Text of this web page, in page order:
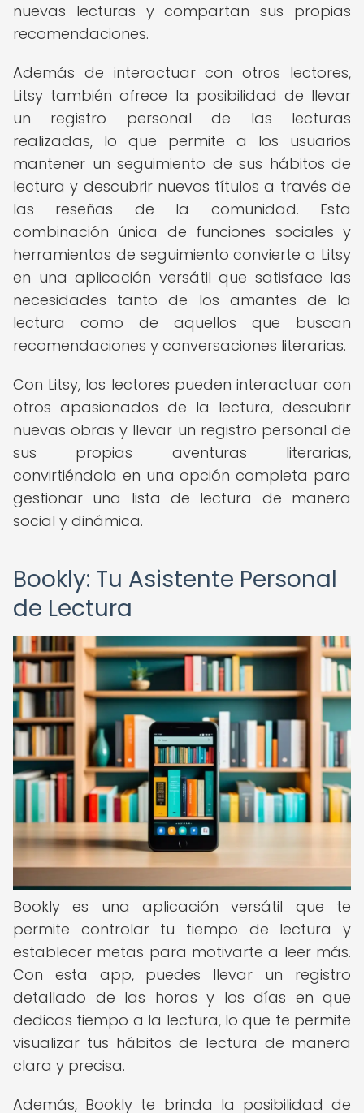
nuevas lecturas y compartan sus propias
recomendaciones.
Además de interactuar con otros lectores,
Litsy también ofrece la posibilidad de llevar
un registro personal de las lecturas
realizadas, lo que permite a los usuarios
mantener un seguimiento de sus hábitos de
lectura y descubrir nuevos títulos a través de
las reseñas de la comunidad. Esta
combinación única de funciones sociales y
herramientas de seguimiento convierte a Litsy
en una aplicación versátil que satisface las
necesidades tanto de los amantes de la
lectura como de aquellos que buscan
recomendaciones y conversaciones literarias.
Con Litsy, los lectores pueden interactuar con
otros apasionados de la lectura, descubrir
nuevas obras y llevar un registro personal de
sus propias aventuras literarias,
convirtiéndola en una opción completa para
gestionar una lista de lectura de manera
social y dinámica.
Bookly: Tu Asistente Personal
de Lectura
Bookly es una aplicación versátil que te
permite controlar tu tiempo de lectura y
establecer metas para motivarte a leer más.
Con esta app, puedes llevar un registro
detallado de las horas y los días en que
dedicas tiempo a la lectura, lo que te permite
visualizar tus hábitos de lectura de manera
clara y precisa.
Además, Bookly te brinda la posibilidad de